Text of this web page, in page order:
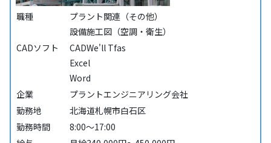
職種
プラント関連（その他）
設備施工図（空調・衛生）
CADソフト
CADWe'll Tfas
Excel
Word
企業
プラントエンジニアリング会社
勤務地
北海道札幌市白石区
勤務時間
8:00～17:00